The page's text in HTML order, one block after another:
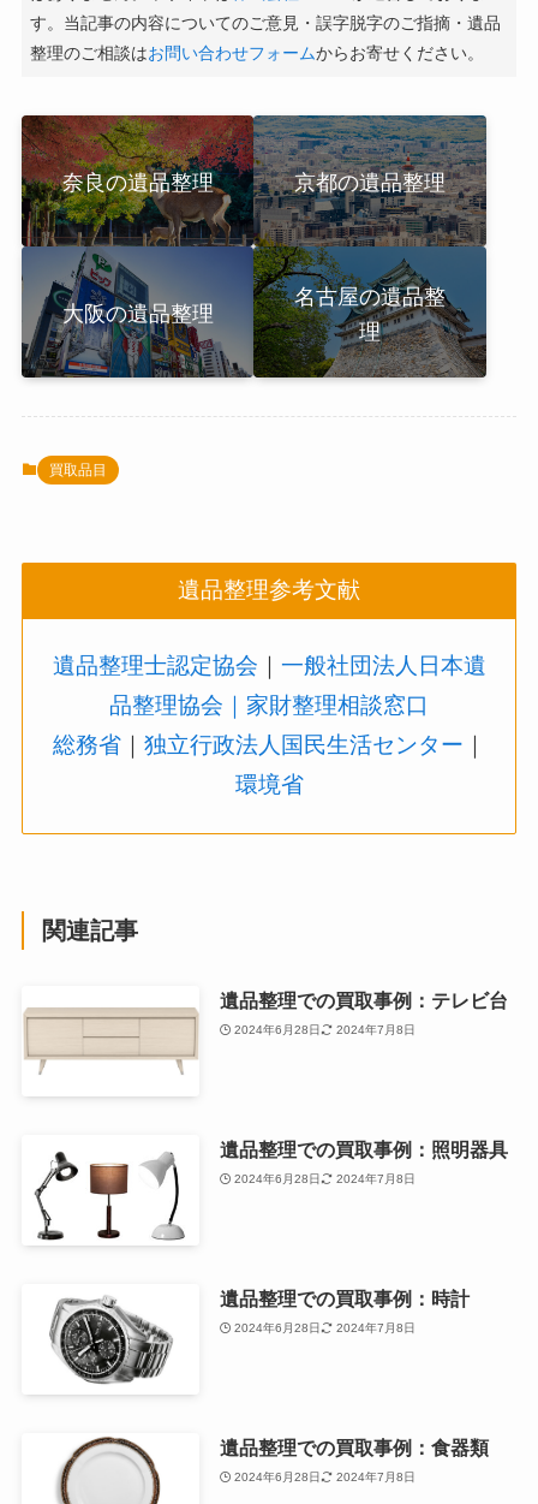
す。当記事の内容についてのご意見・誤字脱字のご指摘・遺品
整理のご相談はお問い合わせフォームからお寄せください。
奈良の遺品整理
大阪の遺品整理
京都の遺品整理
名古屋の遺品整
理
買取品目
遺品整理参考文献
遺品整理士認定協会
一般社団法人日本遺
品整理協会 ｜家財整理相談窓口
総務省｜ 独立行政法人国民生活センター
環境省
関連記事
遺品整理での買取事例：テレビ台
2024年6月28日 2024年7月8日
遺品整理での買取事例：照明器具
2024年6月28日 2024年7月8日
遺品整理での買取事例：時計
2024年6月28日 2024年7月8日
遺品整理での買取事例：食器類
2024年6月28日 2024年7月8日